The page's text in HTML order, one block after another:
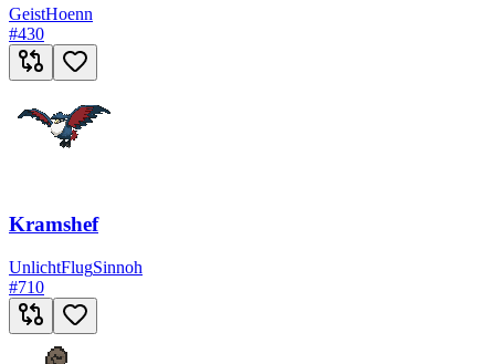
GeistHoenn
#430
Kramshef
UnlichtFlugSinnoh
#710